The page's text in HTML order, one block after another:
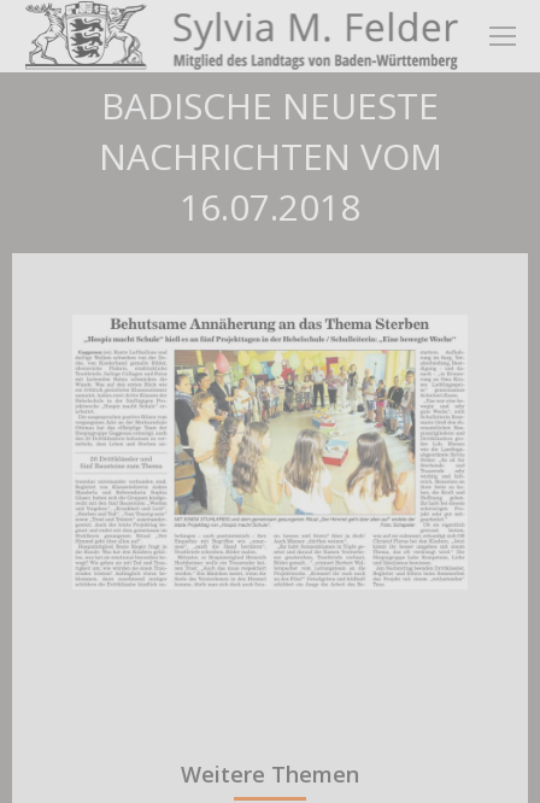
BADISCHE NEUESTE
NACHRICHTEN VOM
16.07.2018
Weitere Themen